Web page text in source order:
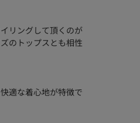
リングして頂くのが
のトップスとも相性
適な着心地が特徴で